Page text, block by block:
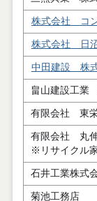
株式会社 コ
株式会社 日
中田建設 株
畠山建設工業
有限会社 東
有限会社 丸
※リサイクル
石井工業株式
菊池工務店